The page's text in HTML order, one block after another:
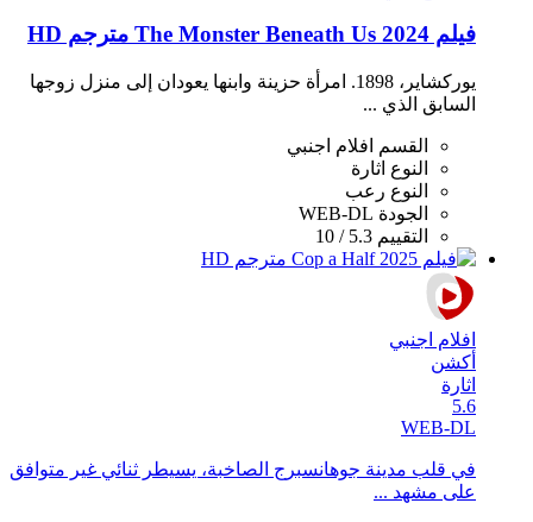
فيلم The Monster Beneath Us 2024 مترجم HD
يوركشاير، 1898. امرأة حزينة وابنها يعودان إلى منزل زوجها
السابق الذي ...
القسم
افلام اجنبي
النوع اثارة
النوع رعب
الجودة WEB-DL
التقييم 5.3 / 10
افلام اجنبي
أكشن
اثارة
5.6
WEB-DL
في قلب مدينة جوهانسبرج الصاخبة، يسيطر ثنائي غير متوافق
على مشهد ...